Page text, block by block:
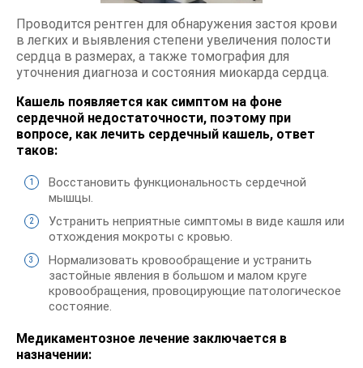
Проводится рентген для обнаружения застоя крови
в легких и выявления степени увеличения полости
сердца в размерах, а также томография для
уточнения диагноза и состояния миокарда сердца.
Кашель появляется как симптом на фоне
сердечной недостаточности, поэтому при
вопросе, как лечить сердечный кашель, ответ
таков:
Восстановить функциональность сердечной
мышцы.
Устранить неприятные симптомы в виде кашля или
отхождения мокроты с кровью.
Нормализовать кровообращение и устранить
застойные явления в большом и малом круге
кровообращения, провоцирующие патологическое
состояние.
Медикаментозное лечение заключается в
назначении: